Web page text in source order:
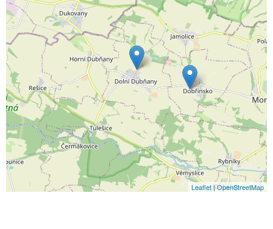
Leaflet|OpenStreetMap